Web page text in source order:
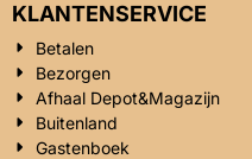
KLANTENSERVICE
Betalen
Bezorgen
Afhaal Depot&Magazijn
Buitenland
Gastenboek